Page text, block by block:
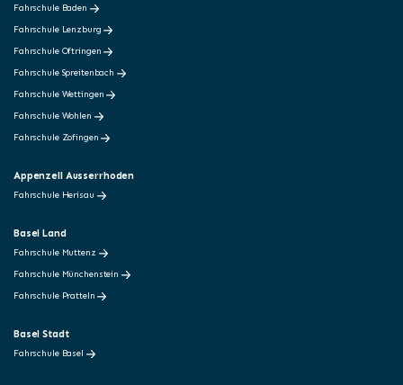
Fahrschule Baden
Fahrschule Lenzburg
Fahrschule Oftringen
Fahrschule Spreitenbach
Fahrschule Wettingen
Fahrschule Wohlen
Fahrschule Zofingen
Appenzell Ausserrhoden
Fahrschule Herisau
Basel Land
Fahrschule Muttenz
Fahrschule Münchenstein
Fahrschule Pratteln
Basel Stadt
Fahrschule Basel